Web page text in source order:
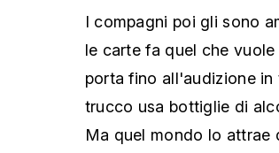
I compagni poi gli sono
le carte fa quel che
porta fino all'audizione
trucco usa bottiglie di
Ma quel mondo lo attrae